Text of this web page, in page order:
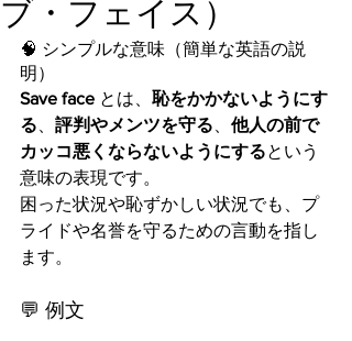
ブ・フェイス）
🧠 シンプルな意味（簡単な英語の説
明）
Save face とは、 恥をかかないようにす
る
評判やメンツを守る
他人の前で
カッコ悪くならないようにするという
意味の表現です。
困った状況や恥ずかしい状況でも、プ
ライドや名誉を守るための言動を指し
ます。
💬 例文